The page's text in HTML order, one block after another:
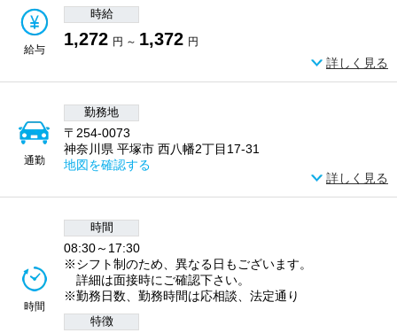
給与
時給
1,272 円 ～ 1,372 円
詳しく見る
通勤
勤務地
〒254-0073
神奈川県 平塚市 西八幡2丁目17-31
地図を確認する
詳しく見る
時間
時間
08:30～17:30
※シフト制のため、異なる日もございます。
詳細は面接時にご確認下さい。
※勤務日数、勤務時間は応相談、法定通り
特徴